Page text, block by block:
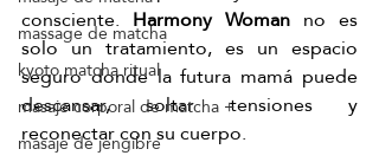
massage de matcha
kyoto matcha ritual
masaje corporal de matcha +
masaje de jengibre
consciente. Harmony Woman no es
solo un tratamiento, es un espacio
seguro donde la futura mamá puede
descansar, soltar tensiones y
reconectar con su cuerpo.